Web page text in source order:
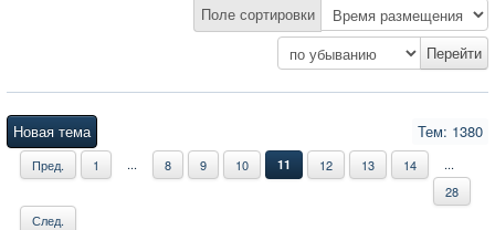
Поле сортировки
Новая тема Тем: 1380
Пред. 1 ... 8 9 10 11 12 13 14
...
28
След.